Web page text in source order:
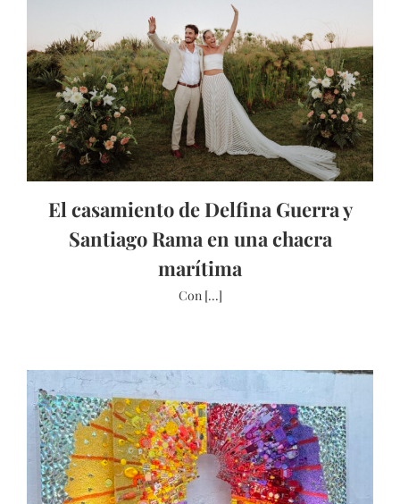
El casamiento de Delfina Guerra y
Santiago Rama en una chacra
marítima
Con [...]